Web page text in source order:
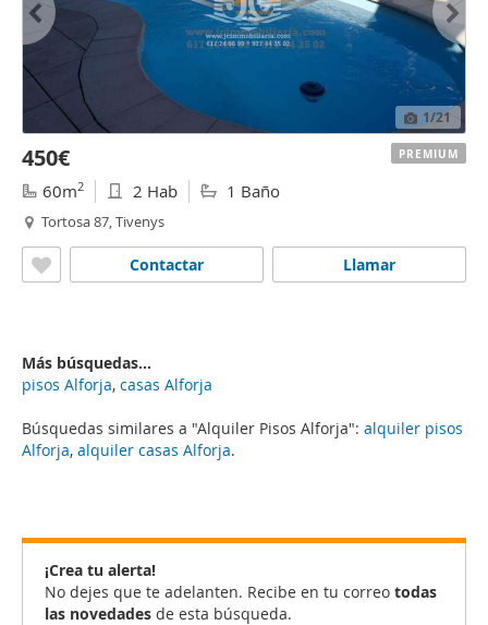
Búsquedas similares a "Alquiler Pisos Alforja": alquiler pisos
Alforja, alquiler casas Alforja.
1/21
450€
60m2 2 Hab 1 Baño
Tortosa 87, Tivenys
Llamar
Contactar
PREMIUM
Más búsquedas...
pisos Alforja, casas Alforja
¡Crea tu alerta!
No dejes que te adelanten. Recibe en tu correo todas
las novedades de esta búsqueda.